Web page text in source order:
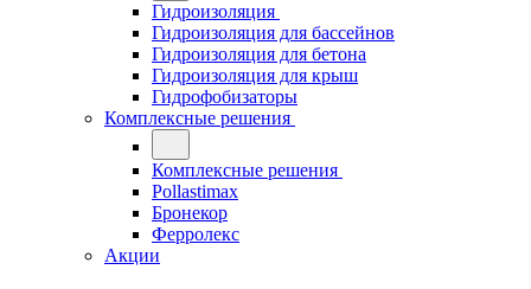
Гидроизоляция
Гидроизоляция для бассейнов
Гидроизоляция для бетона
Гидроизоляция для крыш
Гидрофобизаторы
Комплексные решения
Комплексные решения
Pollastimax
Бронекор
Ферролекс
Акции